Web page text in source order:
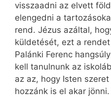
visszaadni az elvett
elengedni a
rend. Jézus azáltal,
küldetését, ezt a
Palánki Ferenc
kell tanulnunk az
az az, hogy Isten
hozzánk is el akar